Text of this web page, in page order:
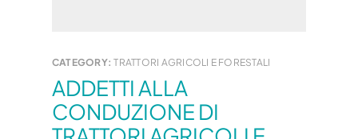
CATEGORY:TRATTORI AGRICOLI E FORESTALI
ADDETTI ALLA
CONDUZIONE DI